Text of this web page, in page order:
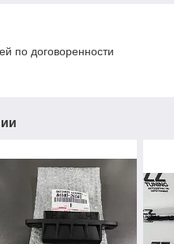
по договоренности